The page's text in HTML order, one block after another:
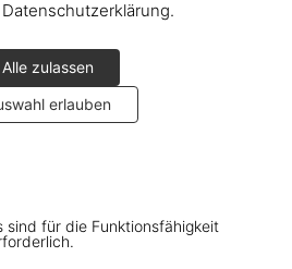
Alle zulassen
erlauben
sind für die Funktionsfähigkeit